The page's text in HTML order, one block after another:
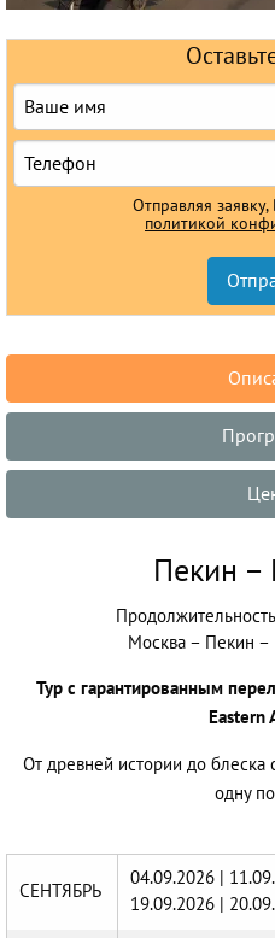
Отправляя заявку,
политикой
Пекин
Москва – Пекин
Тур с гарантированным
Eastern
От древней истории до блеска
одну
СЕНТЯБРЬ
04.09.2026 |
19.09.2026 |